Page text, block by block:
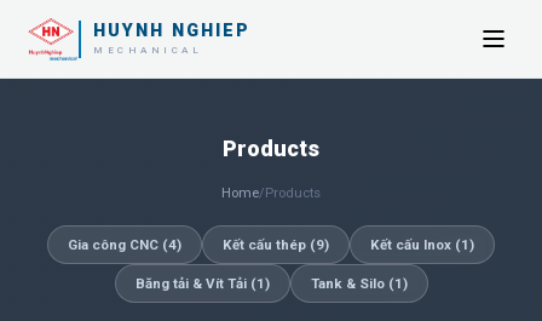
HUYNH NGHIEP
MECHANICAL
Products
Home/Products
Gia công CNC (4) Kết cấu thép (9) Kết cấu Inox (1)
Băng tải & Vít Tải(1) Tank & Silo(1)